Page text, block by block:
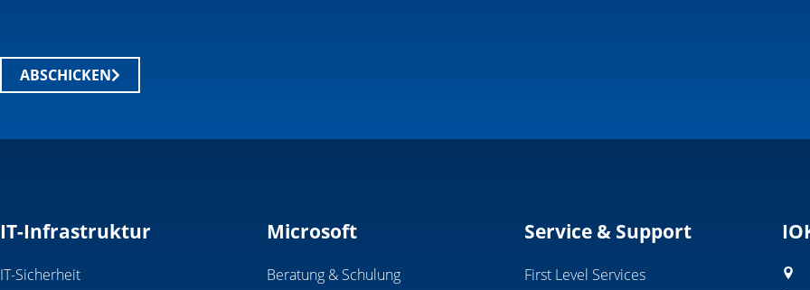
ABSCHICKEN
IT-Infrastruktur
IT-Sicherheit
Microsoft
Beratung & Schulung
Service & Support
First Level Services